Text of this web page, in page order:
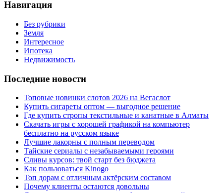
Навигация
Без рубрики
Земля
Интересное
Ипотека
Недвижимость
Последние новости
Топовые новинки слотов 2026 на Вегаслот
Купить сигареты оптом — выгодное решение
Где купить стропы текстильные и канатные в Алматы
Скачать игры с хорошей графикой на компьютер
бесплатно на русском языке
Лучшие лакорны с полным переводом
Тайские сериалы с незабываемыми героями
Сливы курсов: твой старт без бюджета
Как пользоваться Kinogo
Топ дорам с отличным актёрским составом
Почему клиенты остаются довольны